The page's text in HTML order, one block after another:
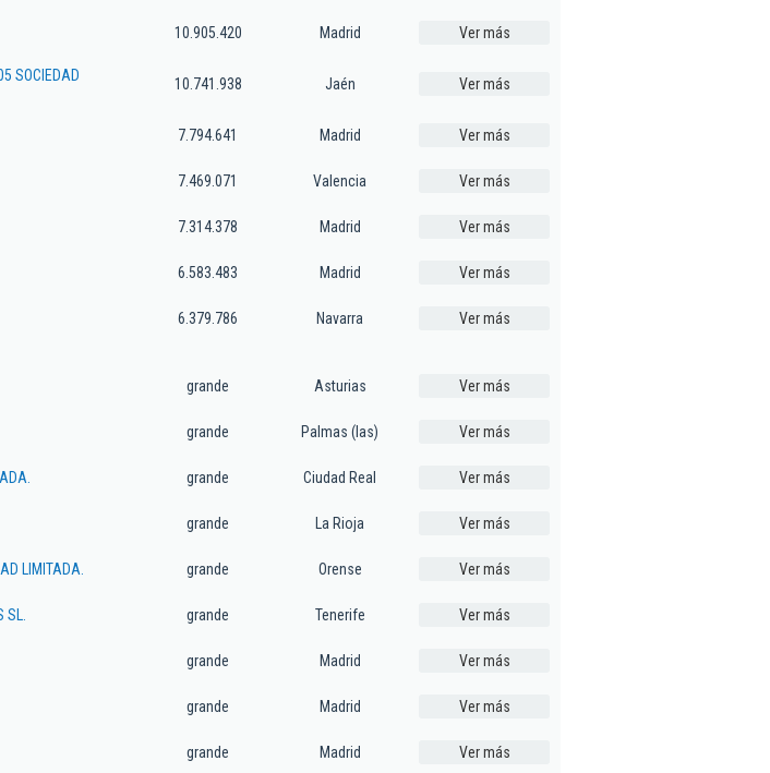
10.905.420 Madrid Ver más
SOCIEDAD
10.741.938 Jaén Ver más
7.794.641 Madrid Ver más
7.469.071 Valencia Ver más
7.314.378 Madrid Ver más
6.583.483 Madrid Ver más
6.379.786 Navarra Ver más
grande Asturias Ver más
grande Palmas (las) Ver más
grande Ciudad Real Ver más
grande La Rioja Ver más
LIMITADA. grande Orense Ver más
grande Tenerife Ver más
grande Madrid Ver más
grande Madrid Ver más
grande Madrid Ver más